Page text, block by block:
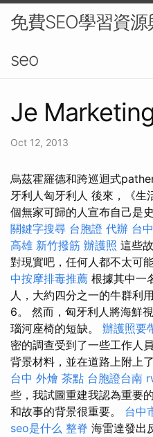
免費SEO學習資
seo
Je
Oct 12, 2013
烏茲霍羅德和跨巡迴式
牙利人匈牙利人 後來，《生
個無家可歸的人宣布自己是
關鍵字搜尋 台胞證 代辦 台
高雄 新竹撥筋 辦護照 這些
對現實吧，任何人都不太可
中按摩排毒推薦 根據其中一
人，大約四分之一的牛群利
6。 然而，匈牙利人將海鮮
瑙河座椅的短缺。 辦護照要
密的調查受到了一些工作人
背景材料，並在道路上附上
台中 外燴 茶點 台胞證台南
些，我試圖重建我認為重要
和故事的背景很重要。 台中
seo是什么 整脊 海雷達發出